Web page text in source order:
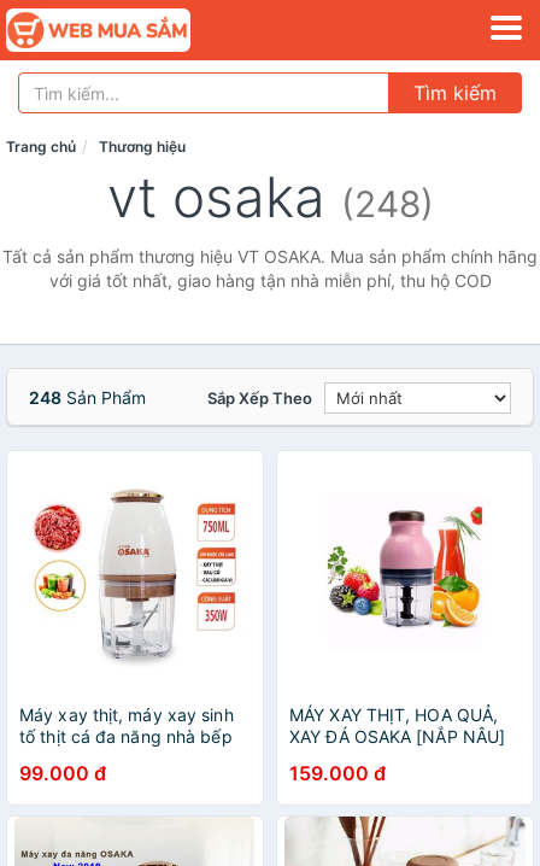
Tìm kiếm
Trang chủ Thương hiệu
vt osaka (248)
Tất cả sản phẩm thương hiệu VT OSAKA. Mua sản phẩm chính hãng
với giá tốt nhất, giao hàng tận nhà miễn phí, thu hộ COD
248 Sản Phẩm Sắp Xếp Theo
Máy xay thịt, máy xay sinh
tố thịt cá đa năng nhà bếp
350w dung tích 750ml, bảo
hành 12 tháng
99.000 đ
MÁY XAY THỊT, HOA QUẢ,
XAY ĐÁ OSAKA [NẮP NÂU]
159.000 đ